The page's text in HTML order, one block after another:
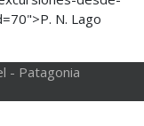
N. Lago
- Patagonia